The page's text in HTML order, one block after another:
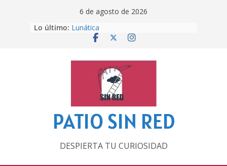
6 de agosto de 2026
Lo último: Lunática
Pero, hasta entonces…
‘La broma infinita’ de recomendar
lecturas veraniegas
Otra del Mundial
PATIO SIN RED
DESPIERTA TU CURIOSIDAD